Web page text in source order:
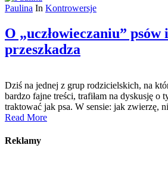
Paulina In Kontrowersje
O „uczłowieczaniu”
przeszkadza
Dziś na jednej z grup rodzicielskich, na
bardzo fajne treści, trafiłam na dyskusję o
traktować jak psa. W sensie: jak zwierzę,
Read More
Reklamy